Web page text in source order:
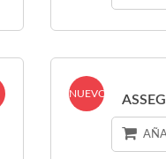
NUEVO